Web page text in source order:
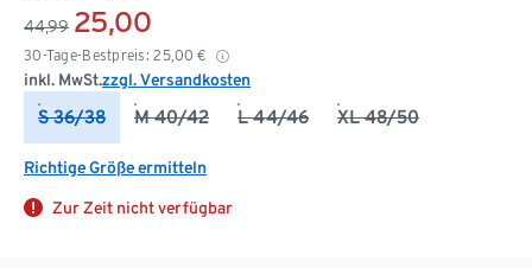
44,99 25,00
30-Tage-Bestpreis: 25,00 €
inkl. MwSt.zzgl. Versandkosten
S 36/38 M 40/42 L 44/46 XL 48/50
Richtige Größe ermitteln
Zur Zeit nicht verfügbar